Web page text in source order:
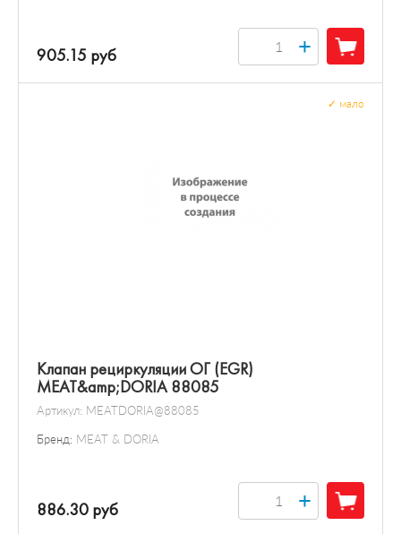
905.15 руб +
Клапан рециркуляции ОГ (EGR)
MEAT&amp;DORIA 88085
Артикул: MEATDORIA@88085
Бренд: MEAT & DORIA
мало
886.30 руб +